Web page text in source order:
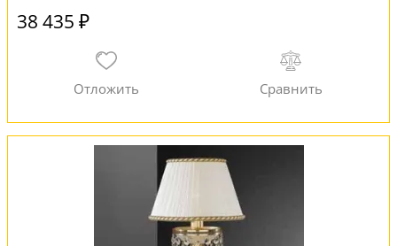
38 435 ₽